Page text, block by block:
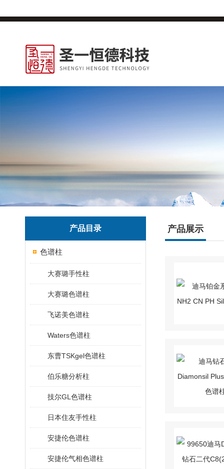
产品目录
色谱柱
大赛璐手性柱
大赛璐色谱柱
飞诺美色谱柱
Waters色谱柱
东曹TSKgel色谱柱
伯乐糖分析柱
技尔GL色谱柱
日本住友手性柱
安捷伦色谱柱
安捷伦气相色谱柱
产品展示